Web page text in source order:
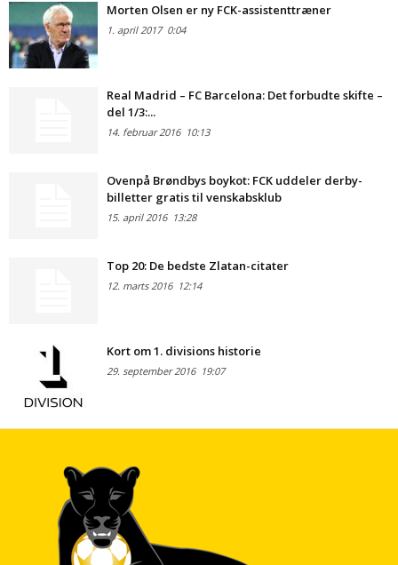
Morten Olsen er ny FCK-assistenttræner
1. april 20170:04
Real Madrid – FC Barcelona: Det forbudte skifte –
del 1/3:...
14. februar 201610:13
Ovenpå Brøndbys boykot: FCK uddeler derby-
billetter gratis til venskabsklub
15. april 201613:28
Top 20: De bedste Zlatan-citater
12. marts 201612:14
Kort om 1. divisions historie
29. september 201619:07